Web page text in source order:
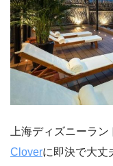
上海ディズニーラ
Cloverに即決で大丈